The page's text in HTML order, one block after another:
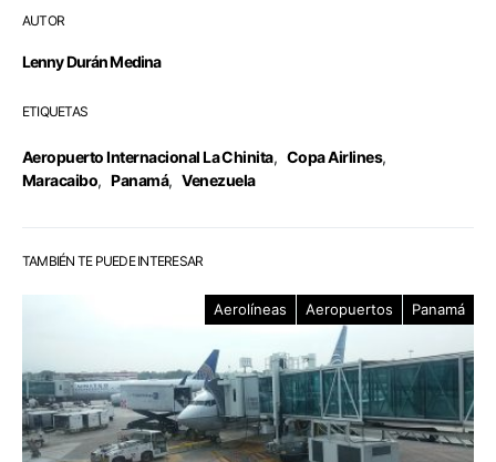
AUTOR
Lenny Durán Medina
ETIQUETAS
Aeropuerto Internacional La Chinita, Copa Airlines,
Maracaibo, Panamá, Venezuela
TAMBIÉN TE PUEDE INTERESAR
Aerolíneas Aeropuertos Panamá